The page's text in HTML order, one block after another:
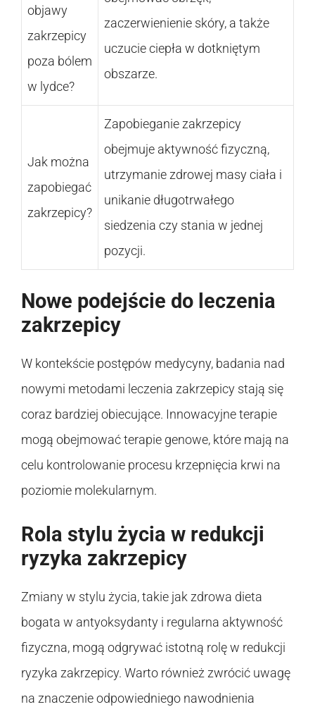
objawy
zakrzepicy
poza bólem
w lydce?
zaczerwienienie skóry, a także
uczucie ciepła w dotkniętym
obszarze.
Jak można
zapobiegać
zakrzepicy?
Zapobieganie zakrzepicy
obejmuje aktywność fizyczną,
utrzymanie zdrowej masy ciała i
unikanie długotrwałego
siedzenia czy stania w jednej
pozycji.
Nowe podejście do leczenia
zakrzepicy
W kontekście postępów medycyny, badania nad
nowymi metodami leczenia zakrzepicy stają się
coraz bardziej obiecujące. Innowacyjne terapie
mogą obejmować terapie genowe, które mają na
celu kontrolowanie procesu krzepnięcia krwi na
poziomie molekularnym.
Rola stylu życia w redukcji
ryzyka zakrzepicy
Zmiany w stylu życia, takie jak zdrowa dieta
bogata w antyoksydanty i regularna aktywność
fizyczna, mogą odgrywać istotną rolę w redukcji
ryzyka zakrzepicy. Warto również zwrócić uwagę
na znaczenie odpowiedniego nawodnienia